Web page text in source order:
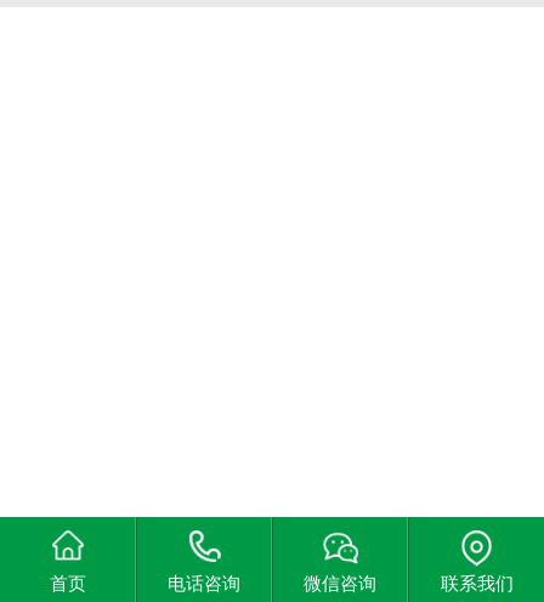
首页 电话咨询 微信咨询 联系我们